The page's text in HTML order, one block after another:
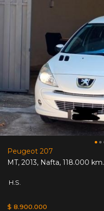
Peugeot 207
MT, 2013, Nafta, 118.000 km.
H.S.
$ 8.900.000